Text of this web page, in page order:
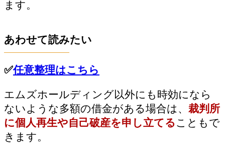
ます。
あわせて読みたい
✅任意整理はこちら
エムズホールディング以外にも時効になら
ないような多額の借金がある場合は、 裁判所
に個人再生や自己破産を申し立てる こともで
きます。